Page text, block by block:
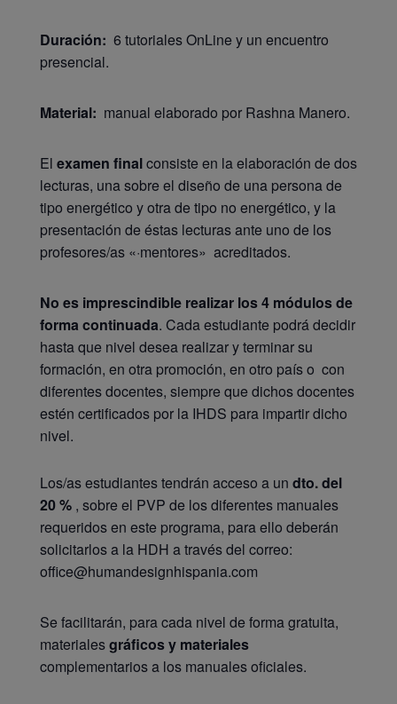
Duración: 6 tutoriales OnLine y un encuentro
presencial.
Material: manual elaborado por Rashna Manero.
El examen finalconsiste en la elaboración de dos
lecturas, una sobre el diseño de una persona de
tipo energético y otra de tipo no energético, y la
presentación de éstas lecturas ante uno de los
profesores/as «·mentores» acreditados.
No es imprescindible realizar los 4 módulos de
forma continuada. Cada estudiante podrá decidir
hasta que nivel desea realizar y terminar su
formación, en otra promoción, en otro país o con
diferentes docentes, siempre que dichos docentes
estén certificados por la IHDS para impartir dicho
nivel.
Los/as estudiantes tendrán acceso a un dto. del
20 %, sobre el PVP de los diferentes manuales
requeridos en este programa, para ello deberán
solicitarlos a la HDH a través del correo:
office@humandesignhispania.com
Se facilitarán, para cada nivel de forma gratuita,
materialesgráficos y materiales
complementarios a los manuales oficiales.